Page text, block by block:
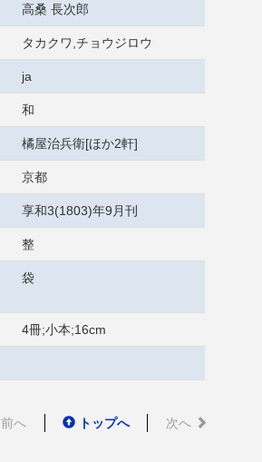
高桑 長次郎
タカクワ,チョウジロウ
ja
和
橘屋治兵衛[ほか2軒]
京都
享和3(1803)年9月刊
整
袋
4冊;小本;16cm
前へ トップへ 次へ